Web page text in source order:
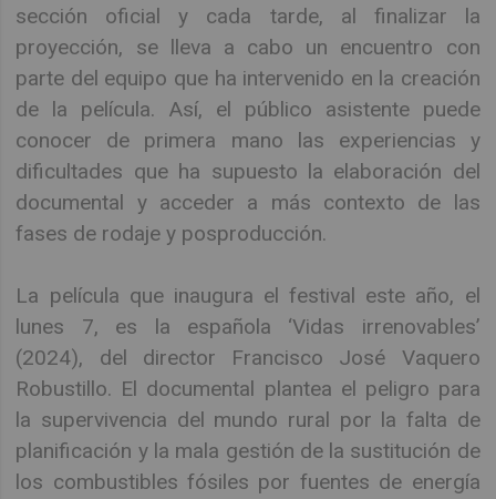
sección oficial y cada tarde, al finalizar la
proyección, se lleva a cabo un encuentro con
parte del equipo que ha intervenido en la creación
de la película. Así, el público asistente puede
conocer de primera mano las experiencias y
dificultades que ha supuesto la elaboración del
documental y acceder a más contexto de las
fases de rodaje y posproducción.
La película que inaugura el festival este año, el
lunes 7, es la española ‘Vidas irrenovables’
(2024), del director Francisco José Vaquero
Robustillo. El documental plantea el peligro para
la supervivencia del mundo rural por la falta de
planificación y la mala gestión de la sustitución de
los combustibles fósiles por fuentes de energía